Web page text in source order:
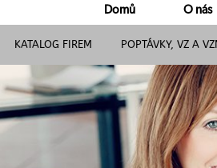
Domů O nás
KATALOG FIREM POPTÁVKY, VZ A